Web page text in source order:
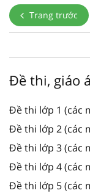
Trang trước
Đề thi, giáo
Đề thi lớp 1 (các
Đề thi lớp 2 (các
Đề thi lớp 3 (các
Đề thi lớp 4 (các
Đề thi lớp 5 (các